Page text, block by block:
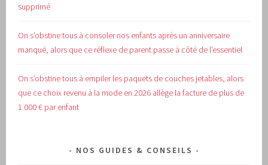
supprimé
On s’obstine tous à consoler nos enfants après un anniversaire
manqué, alors que ce réflexe de parent passe à côté de l’essentiel
On s’obstine tous à empiler les paquets de couches jetables, alors
que ce choix revenu à la mode en 2026 allège la facture de plus de
1 000 € par enfant
NOS GUIDES & CONSEILS